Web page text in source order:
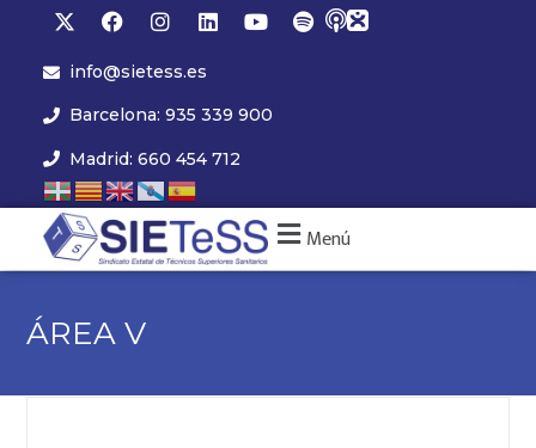
info@sietess.es
Barcelona: 935 339 900
Madrid: 660 454 712
Menú
ÁREA V